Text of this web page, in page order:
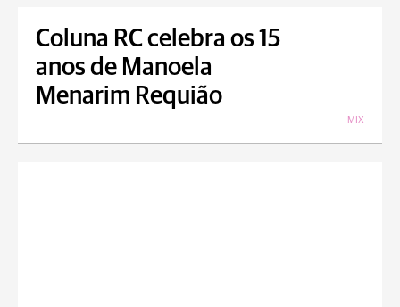
Coluna RC celebra os 15
anos de Manoela
Menarim Requião
MIX